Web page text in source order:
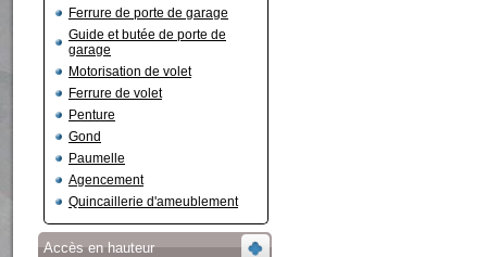
Ferrure de porte de garage
Guide et butée de porte de
garage
Motorisation de volet
Ferrure de volet
Penture
Gond
Paumelle
Agencement
Quincaillerie d'ameublement
Accès en hauteur